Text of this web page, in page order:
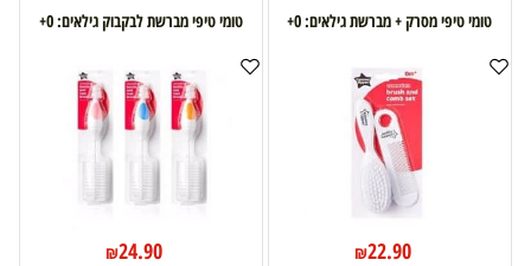
טומי טיפי מסרק + מברשת גילאים: 0+
₪22.90
טומי טיפי מברשת לבקבוק גילאים: 0+
₪24.90